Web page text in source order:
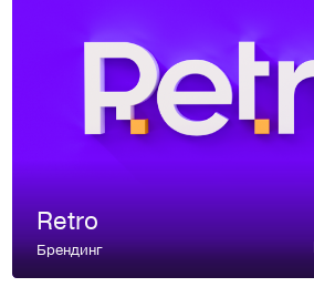
Retro
Брендинг